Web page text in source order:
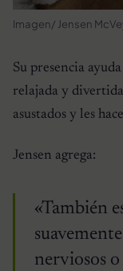
Imagen/ Jensen
Su presencia
relajada y
asustados y les
Jensen agrega:
«También
nerviosos o